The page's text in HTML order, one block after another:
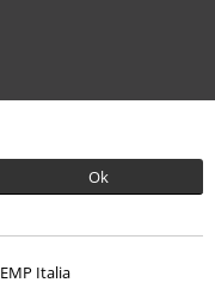
Ok
EMP Italia